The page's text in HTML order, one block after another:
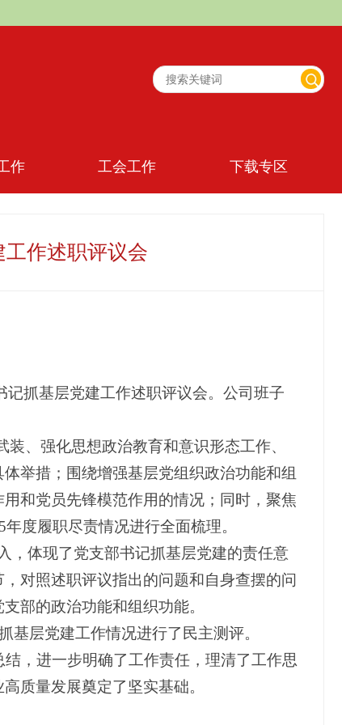
作 工会工作 下载专区
工作述职评议会
记抓基层党建工作述职评议会。公司班子
、强化思想政治教育和意识形态工作、
举措；围绕增强基层党组织政治功能和组
和党员先锋模范作用的情况；同时，聚焦
度履职尽责情况进行全面梳理。
，体现了党支部书记抓基层党建的责任意
对照述职评议指出的问题和自身查摆的问
部的政治功能和组织功能。
层党建工作情况进行了民主测评。
，进一步明确了工作责任，理清了工作思
质量发展奠定了坚实基础。